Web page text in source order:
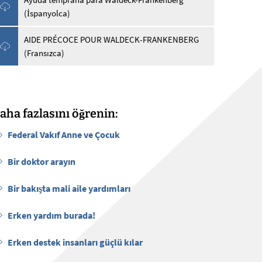
(İspanyolca)
AIDE PRÉCOCE POUR WALDECK-FRANKENBERG
(Fransızca)
fazlasını öğrenin:
Federal Vakıf Anne ve Çocuk
Bir doktor arayın
Bir bakışta mali aile yardımları
Erken yardım burada!
Erken destek insanları güçlü kılar